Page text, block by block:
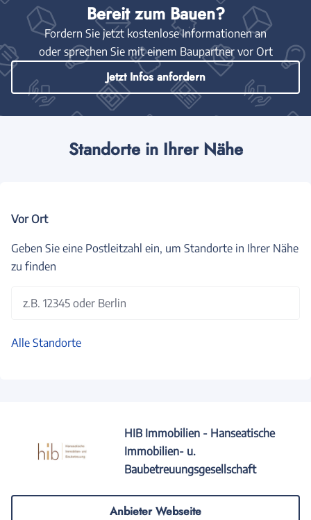
Bereit zum Bauen?
Fordern Sie jetzt kostenlose Informationen an
oder sprechen Sie mit einem Baupartner vor Ort
Jetzt Infos anfordern
Standorte in Ihrer Nähe
Vor Ort
Geben Sie eine Postleitzahl ein, um Standorte in Ihrer Nähe
zu finden
z.B. 12345 oder Berlin
Alle Standorte
HIB Immobilien - Hanseatische
Immobilien- u.
Baubetreuungsgesellschaft
Anbieter Webseite